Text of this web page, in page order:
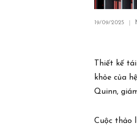
19/09/2025
Thiết kế
khỏe của
Quinn,
Cuộc thảo